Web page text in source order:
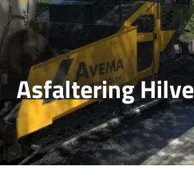
Asfaltering